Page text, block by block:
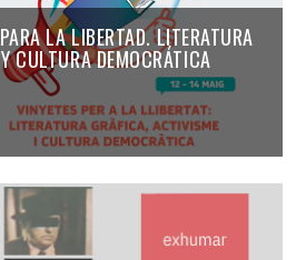
LA LIBERTAD. LITERATURA
CULTURA DEMOCRÁTICA